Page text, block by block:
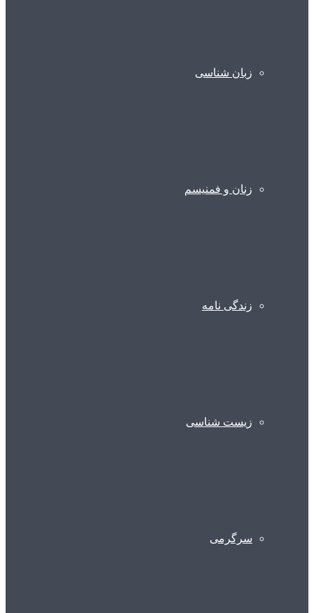
زبان شناسی
زنان و فمنیسم
زندگی نامه
زیست شناسی
سرگرمی